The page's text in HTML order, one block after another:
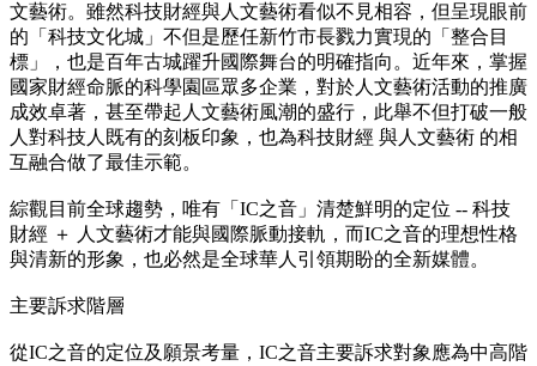
文藝術。雖然科技財經與人文藝術看似不見相容，但呈現眼前
的「科技文化城」不但是歷任新竹市長戮力實現的「整合目
標」，也是百年古城躍升國際舞台的明確指向。近年來，掌握
國家財經命脈的科學園區眾多企業，對於人文藝術活動的推廣
成效卓著，甚至帶起人文藝術風潮的盛行，此舉不但打破一般
人對科技人既有的刻板印象，也為科技財經 與人文藝術 的相
互融合做了最佳示範。
綜觀目前全球趨勢，唯有「IC之音」清楚鮮明的定位 -- 科技
財經 ＋ 人文藝術才能與國際脈動接軌，而IC之音的理想性格
與清新的形象，也必然是全球華人引領期盼的全新媒體。
主要訴求階層
從IC之音的定位及願景考量，IC之音主要訴求對象應為中高階